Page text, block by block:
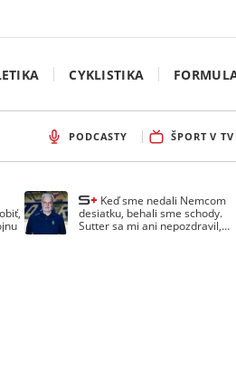
CYKLISTIKA
PODCASTY ŠPORT V TV
Keď sme nedali Nemcom
desiatku, behali sme schody.
Sutter sa mi ani nepozdravil,